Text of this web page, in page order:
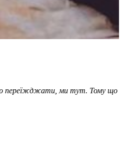
переїжджати, ми тут. Тому що